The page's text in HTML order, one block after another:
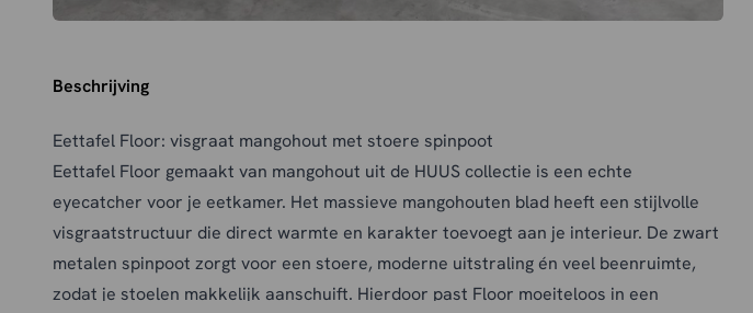
Beschrijving
Eettafel Floor: visgraat mangohout met stoere spinpoot
Eettafel Floor gemaakt van mangohout uit de HUUS collectie is een echte
eyecatcher voor je eetkamer. Het massieve mangohouten blad heeft een stijlvolle
visgraatstructuur die direct warmte en karakter toevoegt aan je interieur. De zwart
metalen spinpoot zorgt voor een stoere, moderne uitstraling én veel beenruimte,
zodat je stoelen makkelijk aanschuift. Hierdoor past Floor moeiteloos in een